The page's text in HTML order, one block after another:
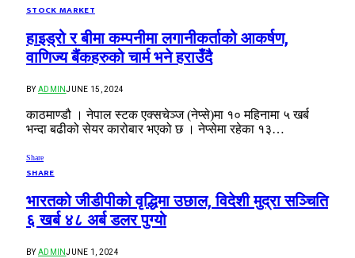
STOCK MARKET
हाइड्रो र बीमा कम्पनीमा लगानीकर्ताको आकर्षण,
वाणिज्य बैंकहरुको चार्म भने हराउँदै
BY ADMINJUNE 15, 2024
काठमाण्डौ । नेपाल स्टक एक्सचेञ्ज (नेप्से)मा १० महिनामा ५ खर्ब
भन्दा बढीको सेयर कारोबार भएको छ । नेप्सेमा रहेका १३…
Share
SHARE
भारतको जीडीपीको वृद्धिमा उछाल, विदेशी मुद्रा सञ्चिति
६ खर्ब ४८ अर्ब डलर पुग्यो
BY ADMINJUNE 1, 2024